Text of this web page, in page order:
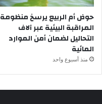
حوض أم الربيع يرسخ منظومة
المراقبة البيئية عبر آلاف
التحاليل لضمان أمن الموارد
المائية
منذ أسبوع واحد